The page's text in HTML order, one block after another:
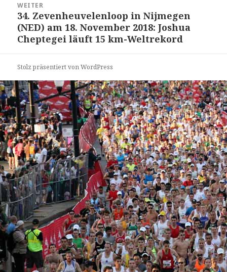
WEITER
Nächster
Beitrag:
34. Zevenheuvelenloop in Nijmegen
(NED) am 18. November 2018: Joshua
Cheptegei läuft 15 km-Weltrekord
Stolz präsentiert von WordPress